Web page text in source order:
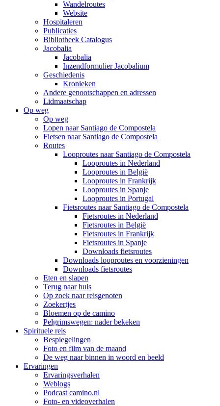
Wandelroutes
Website
Hospitaleren
Publicaties
Bibliotheek Catalogus
Jacobalia
Jacobalia
Inzendformulier Jacobalium
Geschiedenis
Kronieken
Andere genootschappen en adressen
Lidmaatschap
Op weg
Op weg
Lopen naar Santiago de Compostela
Fietsen naar Santiago de Compostela
Routes
Looproutes naar Santiago de Compostela
Looproutes in Nederland
Looproutes in België
Looproutes in Frankrijk
Looproutes in Spanje
Looproutes in Portugal
Fietsroutes naar Santiago de Compostela
Fietsroutes in Nederland
Fietsroutes in België
Fietsroutes in Frankrijk
Fietsroutes in Spanje
Downloads fietsroutes
Downloads looproutes en voorzieningen
Downloads fietsroutes
Eten en slapen
Terug naar huis
Op zoek naar reisgenoten
Zoekertjes
Bloemen op de camino
Pelgrimswegen: nader bekeken
Spirituele reis
Bespiegelingen
Foto en film van de maand
De weg naar binnen in woord en beeld
Ervaringen
Ervaringsverhalen
Weblogs
Podcast camino.nl
Foto- en videoverhalen